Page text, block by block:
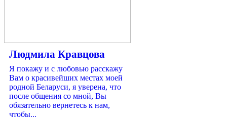
Людмила Кравцова
Я покажу и с любовью расскажу
Вам о красивейших местах моей
родной Беларуси, я уверена, что
после общения со мной, Вы
обязательно вернетесь к нам,
чтобы...